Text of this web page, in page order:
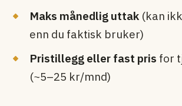
Maks månedlig uttak (kan
enn du faktisk bruker)
Pristillegg eller fast pris for
(~5–25 kr/mnd)